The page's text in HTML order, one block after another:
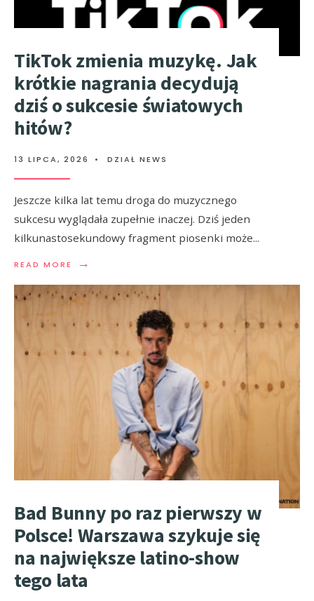
TikTok zmienia muzykę. Jak
krótkie nagrania decydują
dziś o sukcesie światowych
hitów?
13 LIPCA, 2026 • DZIAŁ NEWS
Jeszcze kilka lat temu droga do muzycznego
sukcesu wyglądała zupełnie inaczej. Dziś jeden
kilkunastosekundowy fragment piosenki może...
READ MORE →
Bad Bunny po raz pierwszy w
Polsce! Warszawa szykuje się
na największe latino-show
tego lata